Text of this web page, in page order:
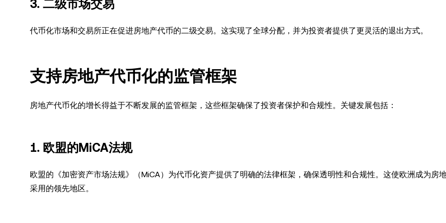
3. 二级市场交易
代币化市场和交易所正在促进房地产代币的二级交易。这实现了全球分配，并为投资者提供了更灵活的退出方式。
支持房地产代币化的监管框架
房地产代币化的增长得益于不断发展的监管框架，这些框架确保了投资者保护和合规性。关键发展包括：
1. 欧盟的MiCA法规
欧盟的《加密资产市场法规》（MiCA）为代币化资产提供了明确的法律框架，确保透明性和合规性。这使欧洲成为房
采用的领先地区。